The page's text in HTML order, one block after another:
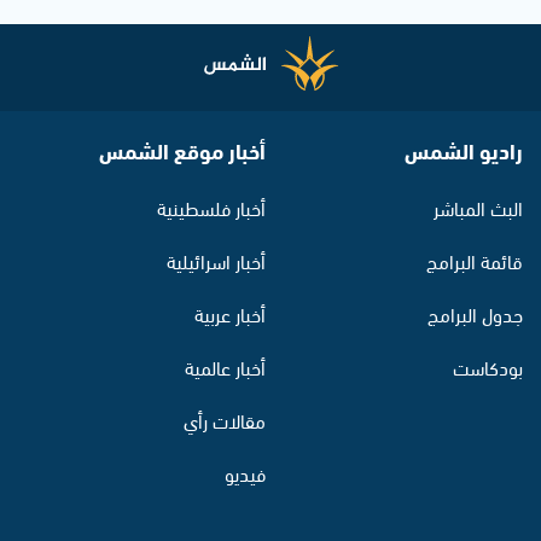
راديو الشمس
البث المباشر
قائمة البرامج
جدول البرامج
بودكاست
أخبار موقع الشمس
أخبار فلسطينية
أخبار اسرائيلية
أخبار عربية
أخبار عالمية
مقالات رأي
فيديو